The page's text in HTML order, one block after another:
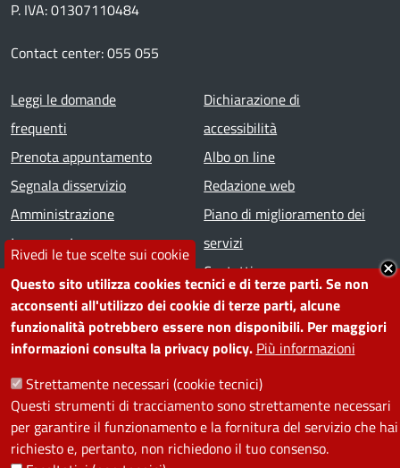
Rivedi le tue scelte sui cookie
Questo sito utilizza cookies tecnici e di terze parti. Se non
acconsenti all'utilizzo dei cookie di terze parti, alcune
funzionalità potrebbero essere non disponibili. Per maggiori
informazioni consulta la privacy policy. Più informazioni
Strettamente necessari (cookie tecnici)
Questi strumenti di tracciamento sono strettamente necessari
per garantire il funzionamento e la fornitura del servizio che hai
richiesto e, pertanto, non richiedono il tuo consenso.
P. IVA: 01307110484
Contact center: 055 055
Footer menu
Leggi le domande
frequenti
Prenota appuntamento
Segnala disservizio
Amministrazione
trasparente
Dichiarazione di
accessibilità
Albo on line
Redazione web
Piano di miglioramento dei
servizi
Contatti
SEGUICI SU
Facebook
Instagram
YouTube
Telegram
WhatsApp
TwitterLinkedin
PRIVACY